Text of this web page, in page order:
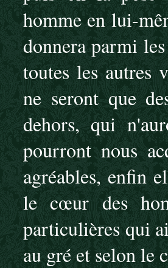
homme en lui-
donnera parmi
toutes les autres
ne seront que
dehors, qui
pourront nous
agréables, enfin
le cœur des
particulières qui
au gré et selon le